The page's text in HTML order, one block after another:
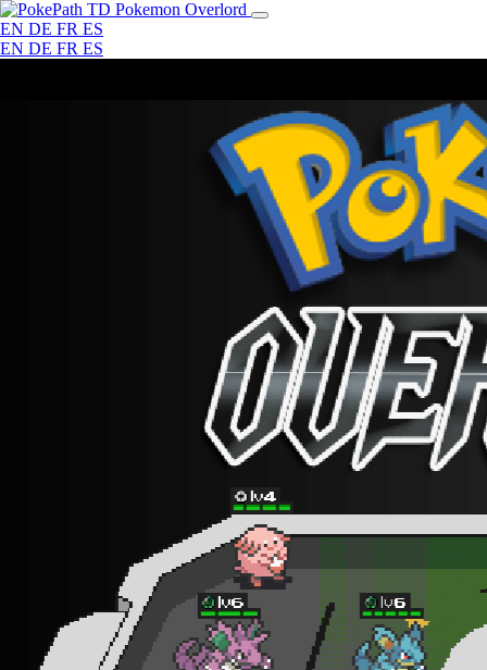
Pokemon Overlord
EN DE FR ES
EN DE FR ES